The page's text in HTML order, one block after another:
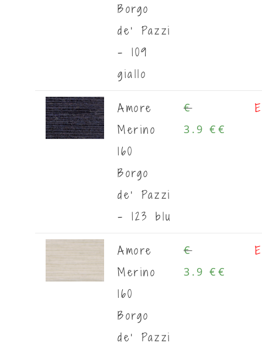
Borgo
de' Pazzi
- 109
giallo
Amore
Merino
160
Borgo
de' Pazzi
- 123 blu
€
3.9 € €
Amore
Merino
160
Borgo
de' Pazzi
€
3.9 € €